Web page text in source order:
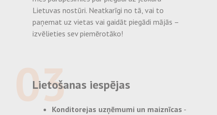
Lietuvas nostūri. Neatkarīgi no tā, vai to
paņemat uz vietas vai gaidāt piegādi mājās –
izvēlieties sev piemērotāko!
03
Lietošanas iespējas
Konditorejas uzņēmumi un maiznīcas -